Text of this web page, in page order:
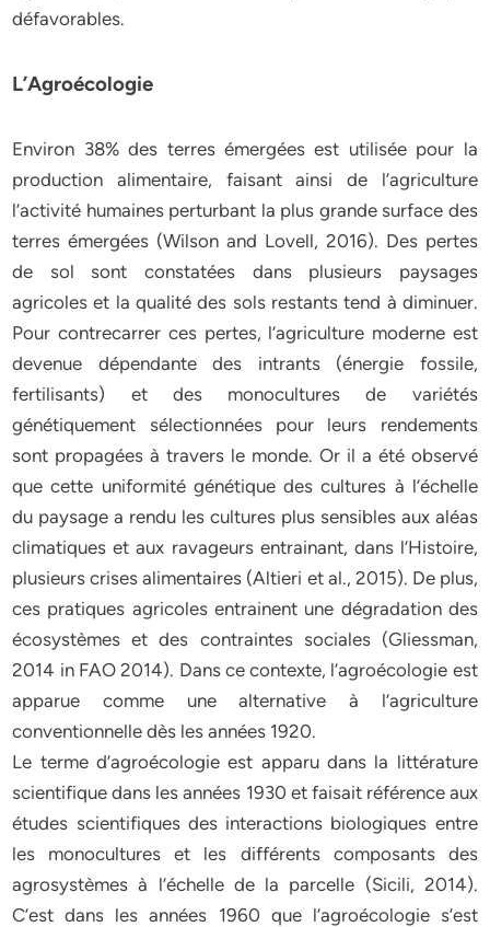
défavorables.
L’Agroécologie
Environ 38% des terres émergées est utilisée pour la
production alimentaire, faisant ainsi de l’agriculture
l’activité humaines perturbant la plus grande surface des
terres émergées (Wilson and Lovell, 2016). Des pertes
de sol sont constatées dans plusieurs paysages
agricoles et la qualité des sols restants tend à diminuer.
Pour contrecarrer ces pertes, l’agriculture moderne est
devenue dépendante des intrants (énergie fossile,
fertilisants) et des monocultures de variétés
génétiquement sélectionnées pour leurs rendements
sont propagées à travers le monde. Or il a été observé
que cette uniformité génétique des cultures à l’échelle
du paysage a rendu les cultures plus sensibles aux aléas
climatiques et aux ravageurs entrainant, dans l’Histoire,
plusieurs crises alimentaires (Altieri et al., 2015). De plus,
ces pratiques agricoles entrainent une dégradation des
écosystèmes et des contraintes sociales (Gliessman,
2014 in FAO 2014). Dans ce contexte, l’agroécologie est
apparue comme une alternative à l’agriculture
conventionnelle dès les années 1920.
Le terme d’agroécologie est apparu dans la littérature
scientifique dans les années 1930 et faisait référence aux
études scientifiques des interactions biologiques entre
les monocultures et les différents composants des
agrosystèmes à l’échelle de la parcelle (Sicili, 2014).
C’est dans les années 1960 que l’agroécologie s’est